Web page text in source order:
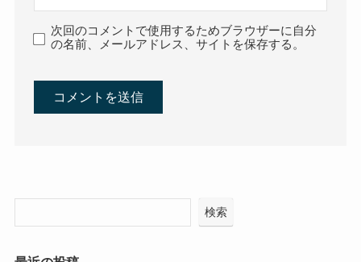
次回のコメントで使用するためブラウザーに自分
の名前、メールアドレス、サイトを保存する。
検索